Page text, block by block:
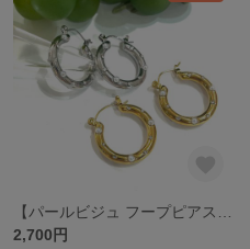
2,700円